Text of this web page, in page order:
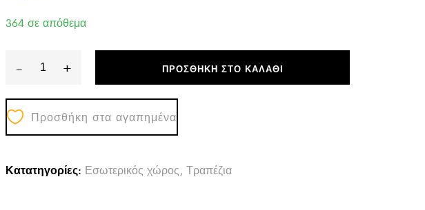
364 σε απόθεμα
-
ΤΡΑΠΕΖΙ
ΤΡΑΠΕΖΑΡΙΑΣ
PANYA
HM8332.02,
SONOMA,
+ ΠΡΟΣΘΉΚΗ ΣΤΟ ΚΑΛΆΘΙ
Προσθήκη στα αγαπημένα
Κατατηγορίες: Εσωτερικός χώρος, Τραπέζια